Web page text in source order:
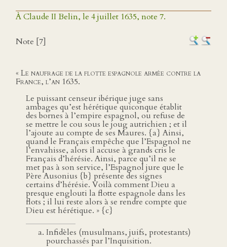
À Claude II Belin, le 4 juillet 1635, note 7.
Note [7]
« Le naufrage de la flotte espagnole armée contre la
France, l’an 1635.
Le puissant censeur ibérique juge sans
ambages qu’est hérétique quiconque établit
des bornes à l’empire espagnol, ou refuse de
se mettre le cou sous le joug autrichien ; et il
l’ajoute au compte de ses Maures. {a} Ainsi,
quand le Français empêche que l’Espagnol ne
l’envahisse, alors il accuse à grands cris le
Français d’hérésie. Ainsi, parce qu’il ne se
met pas à son service, l’Espagnol jure que le
Père Ausonius {b} présente des signes
certains d’hérésie. Voilà comment Dieu a
presque englouti la flotte espagnole dans les
flots ; il lui reste alors à se rendre compte que
Dieu est hérétique. » {c}
Infidèles (musulmans, juifs, protestants)
pourchassés par l’Inquisition.